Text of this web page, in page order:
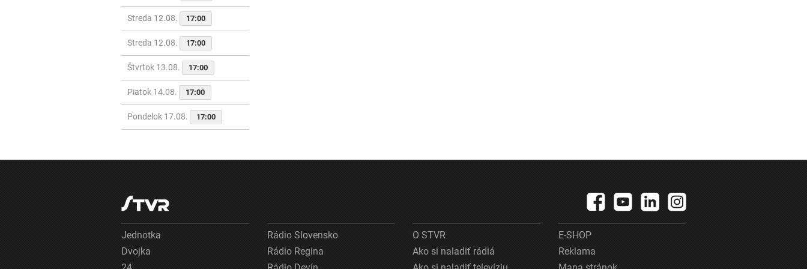
Streda 12.08. 17:00
Streda 12.08. 17:00
Štvrtok 13.08. 17:00
Piatok 14.08. 17:00
Pondelok 17.08. 17:00
Jednotka
Dvojka
Rádio Slovensko
Rádio Regina
O STVR
Ako si naladiť rádiá
E-SHOP
Reklama